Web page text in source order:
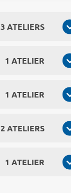
3 ATELIERS
1 ATELIER
1 ATELIER
2 ATELIERS
1 ATELIER